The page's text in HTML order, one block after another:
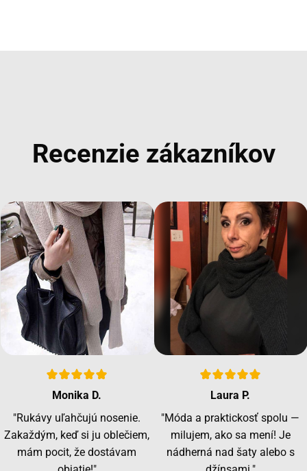
Recenzie zákazníkov
Monika D.
"Rukávy uľahčujú nosenie.
Zakaždým, keď si ju oblečiem,
mám pocit, že dostávam
Laura P.
"Móda a praktickosť spolu —
milujem, ako sa mení! Je
nádherná nad šaty alebo s